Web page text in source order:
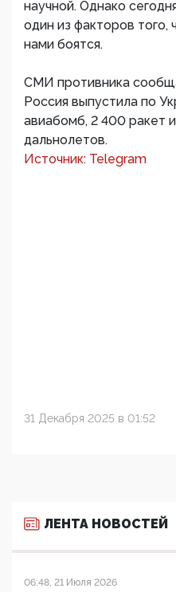
научной. Однако
один из факторов того,
нами боятся.
СМИ противника
Россия выпустила по
авиабомб, 2 400 ракет
дальнолетов.
Источник: Telegram
31 Декабря 2025 в 01:52
ЛЕНТА НОВОСТЕЙ
06:48, 21 Июля 2026